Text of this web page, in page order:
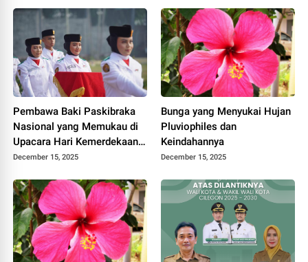
Pembawa Baki Paskibraka
Nasional yang Memukau di
Upacara Hari Kemerdekaan
Indonesia
December 15, 2025
Bunga yang Menyukai Hujan
Pluviophiles dan
Keindahannya
December 15, 2025